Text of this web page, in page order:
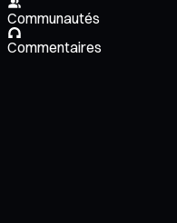
Communautés
Commentaires